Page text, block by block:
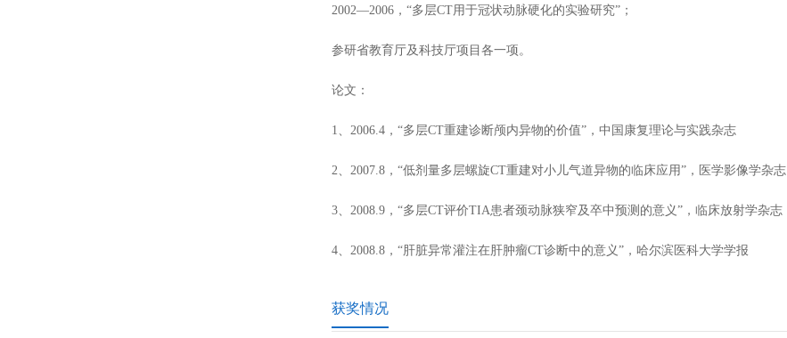
2002—2006，“多层CT用于冠状动脉硬化的实验研究”；
参研省教育厅及科技厅项目各一项。
论文：
1、2006.4，“多层CT重建诊断颅内异物的价值”，中国康复理论与实践杂志
2、2007.8，“低剂量多层螺旋CT重建对小儿气道异物的临床应用”，医学影像学杂志
3、2008.9，“多层CT评价TIA患者颈动脉狭窄及卒中预测的意义”，临床放射学杂志
4、2008.8，“肝脏异常灌注在肝肿瘤CT诊断中的意义”，哈尔滨医科大学学报
获奖情况